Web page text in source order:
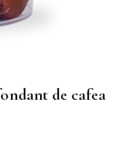
de cafea